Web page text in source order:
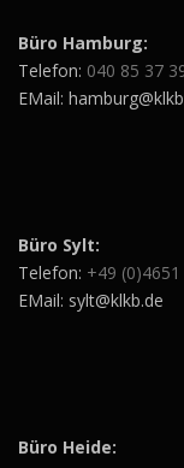
Büro Hamburg:
Telefon: 040 85 37
EMail:
Büro Sylt:
Telefon: +49
EMail: sylt@klkb.de
Büro Heide: